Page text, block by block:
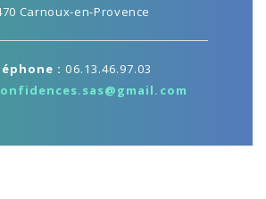
Carnoux-en-Provence
: 06.13.46.97.03